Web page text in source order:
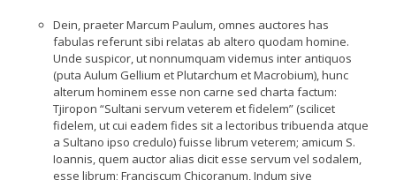
Dein, praeter Marcum Paulum, omnes auctores has
fabulas referunt sibi relatas ab altero quodam homine.
Unde suspicor, ut nonnumquam videmus inter antiquos
(puta Aulum Gellium et Plutarchum et Macrobium), hunc
alterum hominem esse non carne sed charta factum:
Tjiropon “Sultani servum veterem et fidelem” (scilicet
fidelem, ut cui eadem fides sit a lectoribus tribuenda atque
a Sultano ipso credulo) fuisse librum veterem; amicum S.
Ioannis, quem auctor alias dicit esse servum vel sodalem,
esse librum; Franciscum Chicoranum, Indum sive